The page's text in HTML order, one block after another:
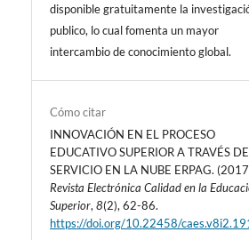
disponible gratuitamente la
publico, lo cual fomenta un mayor
intercambio de conocimiento global.
Cómo citar
INNOVACIÓN EN EL PROCESO
EDUCATIVO SUPERIOR A TRAVÉS
SERVICIO EN LA NUBE ERPAG.
Revista Electrónica Calidad en la
Superior,8(2), 62-86.
https://doi.org/10.22458/